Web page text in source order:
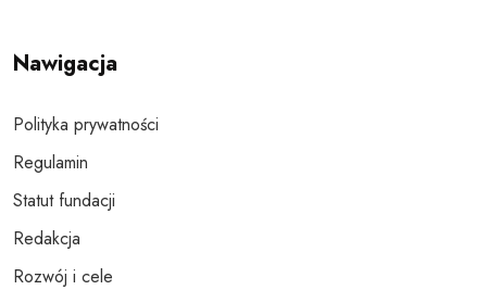
Nawigacja
Polityka prywatności
Regulamin
Statut fundacji
Redakcja
Rozwój i cele